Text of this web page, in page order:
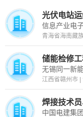
光伏电站
青海省海南藏
储能检修
无锡同一新
江西省赣州市 |
焊接技术员